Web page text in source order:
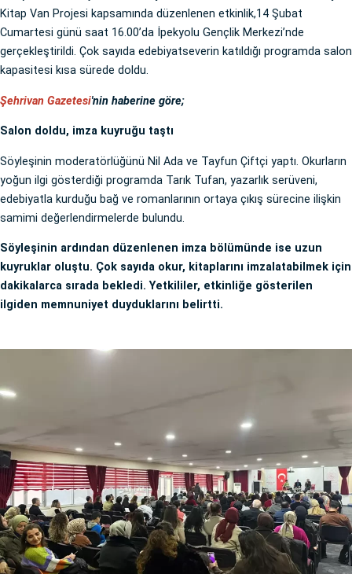
Kitap Van Projesi kapsamında düzenlenen etkinlik,14 Şubat
Cumartesi günü saat 16.00’da İpekyolu Gençlik Merkezi’nde
gerçekleştirildi. Çok sayıda edebiyatseverin katıldığı programda salon
kapasitesi kısa sürede doldu.
Şehrivan Gazetesi'nin haberine göre;
Salon doldu, imza kuyruğu taştı
Söyleşinin moderatörlüğünü Nil Ada ve Tayfun Çiftçi yaptı. Okurların
yoğun ilgi gösterdiği programda Tarık Tufan, yazarlık serüveni,
edebiyatla kurduğu bağ ve romanlarının ortaya çıkış sürecine ilişkin
samimi değerlendirmelerde bulundu.
Söyleşinin ardından düzenlenen imza bölümünde ise uzun
kuyruklar oluştu. Çok sayıda okur, kitaplarını imzalatabilmek için
dakikalarca sırada bekledi. Yetkililer, etkinliğe gösterilen
ilgiden memnuniyet duyduklarını belirtti.